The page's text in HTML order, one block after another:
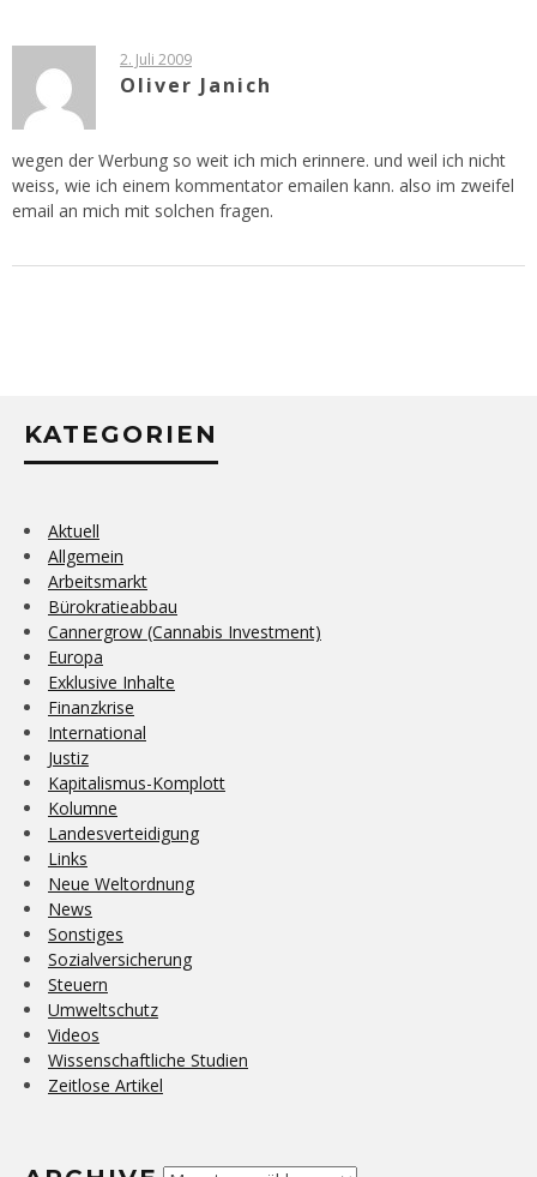
2. Juli 2009
Oliver Janich
wegen der Werbung so weit ich mich erinnere. und weil ich nicht
weiss, wie ich einem kommentator emailen kann. also im zweifel
email an mich mit solchen fragen.
KATEGORIEN
Aktuell
Allgemein
Arbeitsmarkt
Bürokratieabbau
Cannergrow (Cannabis Investment)
Europa
Exklusive Inhalte
Finanzkrise
International
Justiz
Kapitalismus-Komplott
Kolumne
Landesverteidigung
Links
Neue Weltordnung
News
Sonstiges
Sozialversicherung
Steuern
Umweltschutz
Videos
Wissenschaftliche Studien
Zeitlose Artikel